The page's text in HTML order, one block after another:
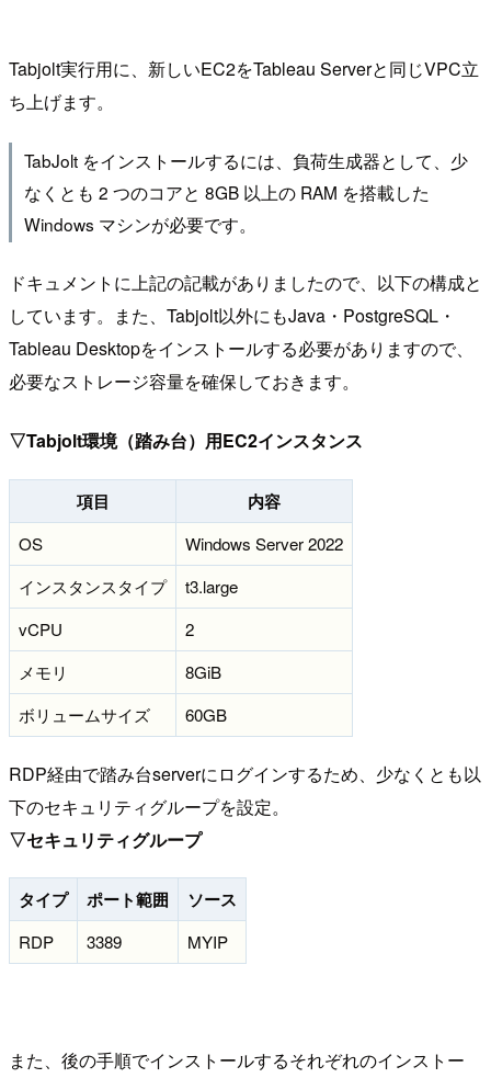
Tabjolt実行用に、新しいEC2をTableau Serverと同じVPC立
ち上げます。
TabJolt をインストールするには、負荷生成器として、少
なくとも 2 つのコアと 8GB 以上の RAM を搭載した
Windows マシンが必要です。
ドキュメントに上記の記載がありましたので、以下の構成と
しています。また、Tabjolt以外にもJava・PostgreSQL・
Tableau Desktopをインストールする必要がありますので、
必要なストレージ容量を確保しておきます。
▽Tabjolt環境（踏み台）用EC2インスタンス
項目 内容
OS
Windows Server 2022
インスタンスタイプ
t3.large
vCPU
2
メモリ
8GiB
ボリュームサイズ
60GB
RDP経由で踏み台serverにログインするため、少なくとも以
下のセキュリティグループを設定。
▽セキュリティグループ
タイプ ポート範囲 ソース
RDP 3389 MYIP
また、後の手順でインストールするそれぞれのインストー